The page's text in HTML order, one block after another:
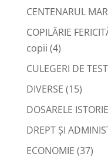
CENTENARUL
COPILĂRIE
copii (4)
CULEGERI DE
DIVERSE (15)
DOSARELE
DREPT ŞI
ECONOMIE (37)